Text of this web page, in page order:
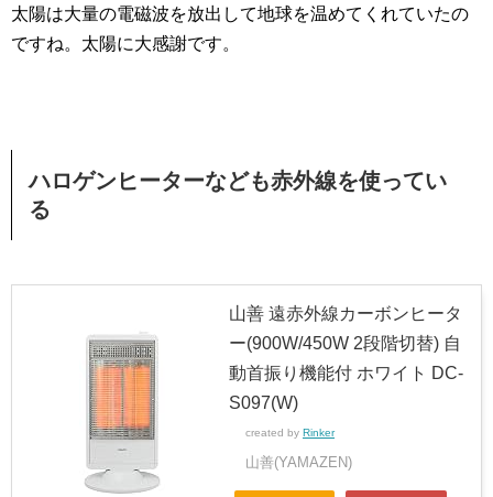
太陽は大量の電磁波を放出して地球を温めてくれていたの
ですね。太陽に大感謝です。
ハロゲンヒーターなども赤外線を使ってい
る
山善 遠赤外線カーボンヒータ
ー(900W/450W 2段階切替) 自
動首振り機能付 ホワイト DC-
S097(W)
created by Rinker
山善(YAMAZEN)